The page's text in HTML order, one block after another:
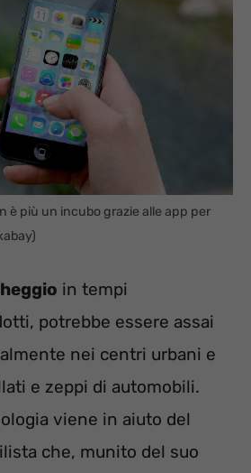
è più un incubo grazie alle app per
in tempi
potrebbe essere assai
nei centri urbani e
e zeppi di automobili.
viene in aiuto del
che, munito del suo